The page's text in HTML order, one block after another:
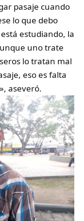
pasaje cuando
lo que debo
estudiando, la
uno trate
lo tratan mal
eso es falta
aseveró.